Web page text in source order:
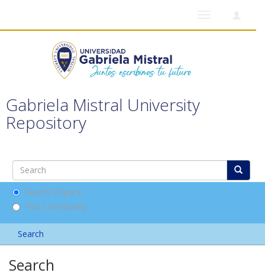
Gabriela Mistral University
Repository
Search DSpace
This Community
Search
Search